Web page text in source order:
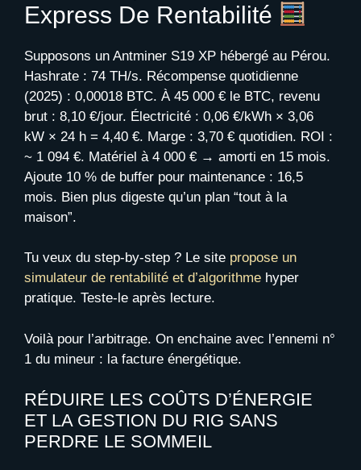
Express De Rentabilité
Supposons un Antminer S19 XP hébergé au Pérou.
Hashrate : 74 TH/s. Récompense quotidienne
(2025) : 0,00018 BTC. À 45 000 € le BTC, revenu
brut : 8,10 €/jour. Électricité : 0,06 €/kWh × 3,06
kW × 24 h = 4,40 €. Marge : 3,70 € quotidien. ROI :
~ 1 094 €. Matériel à 4 000 € → amorti en 15 mois.
Ajoute 10 % de buffer pour maintenance : 16,5
mois. Bien plus digeste qu’un plan “tout à la
maison”.
Tu veux du step-by-step ? Le site propose un
simulateur de rentabilité et d’algorithme hyper
pratique. Teste-le après lecture.
Voilà pour l’arbitrage. On enchaine avec l’ennemi n°
1 du mineur : la facture énergétique.
RÉDUIRE LES COÛTS D’ÉNERGIE
ET LA GESTION DU RIG SANS
PERDRE LE SOMMEIL